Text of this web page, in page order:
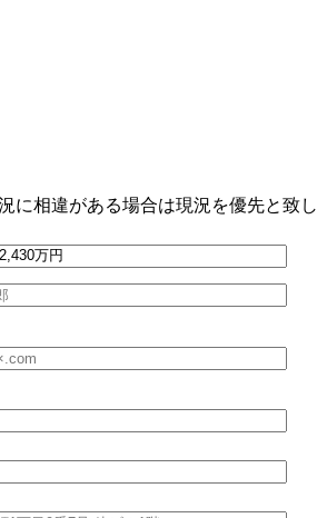
に相違がある場合は現況を優先と致し